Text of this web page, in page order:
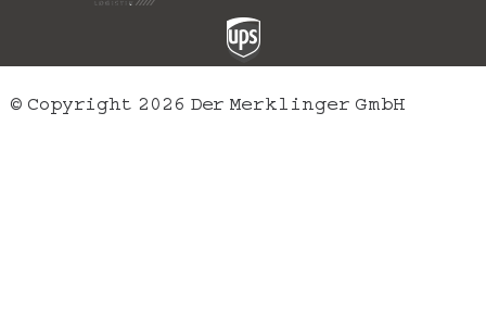
© Copyright 2026 Der Merklinger GmbH